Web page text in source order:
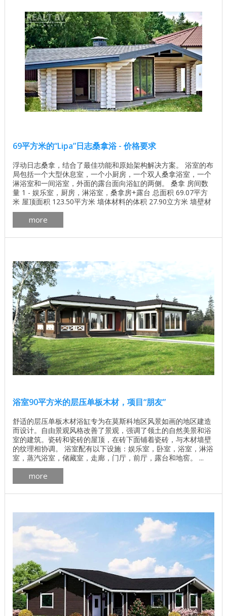
69平方米的“Lipa”日志桑拿浴 - 价格要求
浮动日志桑拿，结合了最佳功能和原始架构解决方案。 浴室的布
局包括一个大型休息室，一个小厨房，一个双人桑拿浴室，一个
淋浴室和一间浴室，外面的露台面向浴缸的两侧。 桑拿 房间数
量 1 - 娱乐室，厨房，淋浴室，桑拿房+露台 总面积 69.07平方
米 屋顶面积 123.50平方米 墙体材料的体积 27.90立方米 墙壁材
料，其他选择是可能的。 D240湿度的圆形对数为12％ 我们澡堂
的照片在realt.by网站上展出，作为年度最佳澡堂竞赛的一部分：
平面图 ...
more
浴室90平方米的层压单板木材，项目“朋友”
舒适的层压单板木材浴缸专为在莫斯科地区风景如画的地区建造
而设计。自由景观风格改善了景观，强调了领土的自然美景和浴
室的建筑。瓷砖和瓷砖的屋顶，在砖下面铺着瓷砖，与木材墙壁
的纹理相协调。 浴室配有以下设施：娱乐室，卧室，浴室，淋浴
室，蒸汽浴室，储藏室，走廊，门厅，前厅，露台和地窖。 ...
more